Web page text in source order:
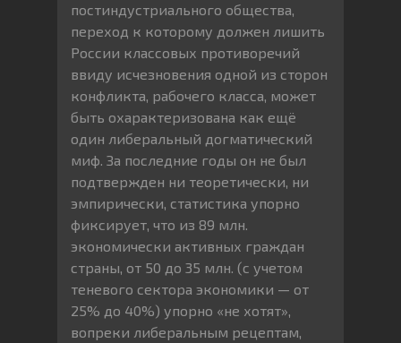
постиндустриального общества,
переход к которому должен лишить
России классовых противоречий
ввиду исчезновения одной из сторон
конфликта, рабочего класса, может
быть охарактеризована как ещё
один либеральный догматический
миф. За последние годы он не был
подтвержден ни теоретически, ни
эмпирически, статистика упорно
фиксирует, что из 89 млн.
экономически активных граждан
страны, от 50 до 35 млн. (с учетом
теневого сектора экономики — от
25% до 40%) упорно «не хотят»,
вопреки либеральным рецептам,